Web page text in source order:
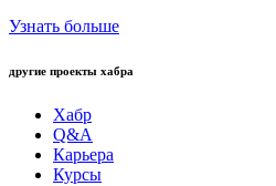
Узнать больше
другие проекты хабра
Хабр
Q&A
Карьера
Курсы